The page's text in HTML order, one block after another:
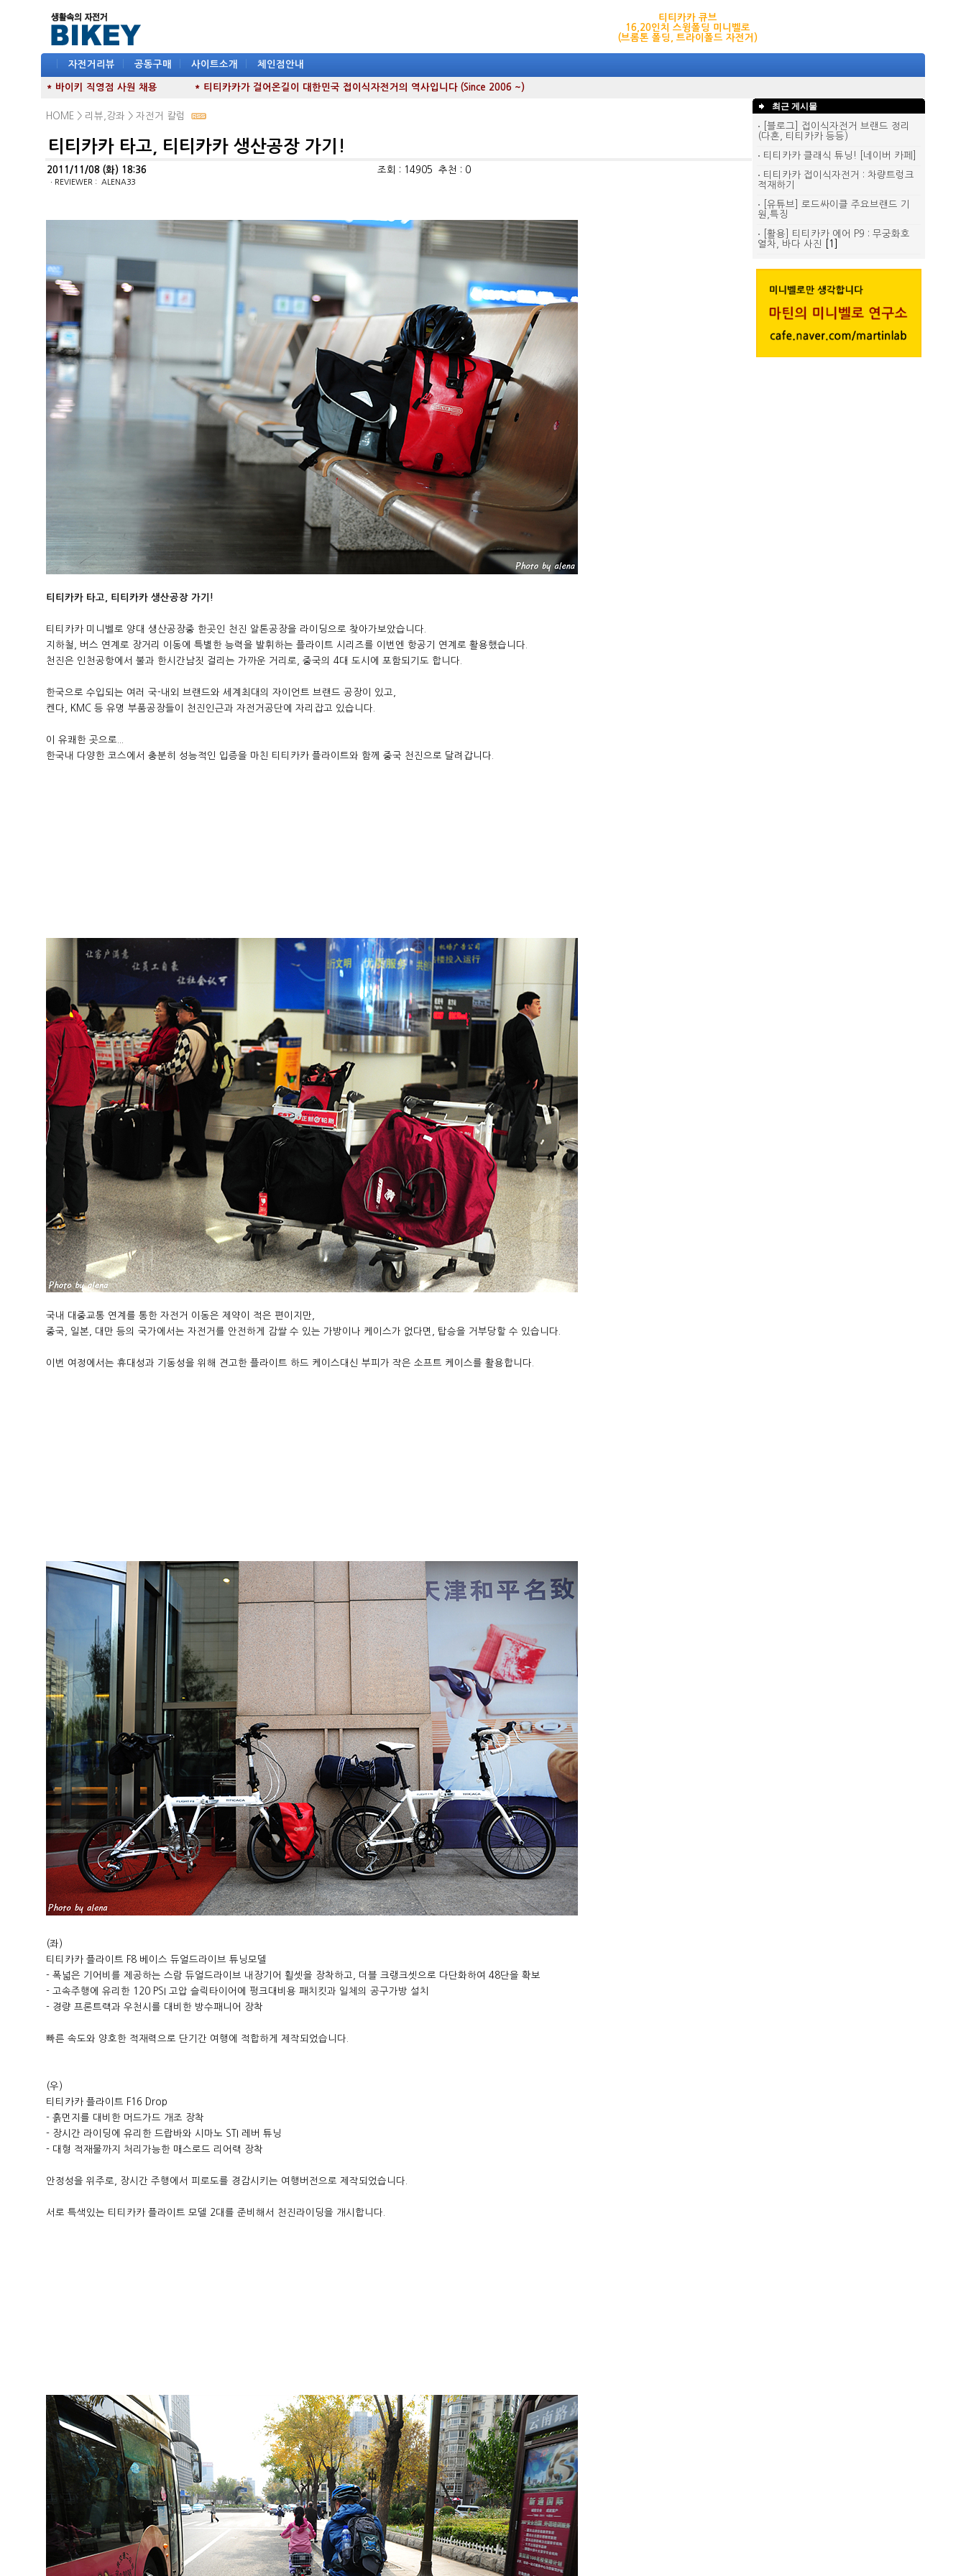
티티카카 큐브
16,20인치 스윙폴딩 미니벨로
(브롬톤 폴딩, 트라이폴드 자전거)
자전거리뷰 공동구매 사이트소개 체인점안내
* 바이키 직영점 사원 채용 * 티티카카가 걸어온길이 대한민국 접이식자전거의 역사입니다 (Since 2006 ~)
HOME > 리뷰,강좌 > 자전거 칼럼
티티카카 타고, 티티카카 생산공장 가기!
2011/11/08 (화) 18:36 조회 : 14905 추천 : 0
ㆍREVIEWER : ALENA33
티티카카 타고, 티티카카 생산공장 가기!
티티카카 미니벨로 양대 생산공장중 한곳인 천진 알톤공장을 라이딩으로 찾아가보았습니다.
지하철, 버스 연계로 장거리 이동에 특별한 능력을 발휘하는 플라이트 시리즈를 이번엔 항공기 연계로 활용했습니다.
천진은 인천공항에서 불과 한시간남짓 걸리는 가까운 거리로, 중국의 4대 도시에 포함되기도 합니다.
한국으로 수입되는 여러 국-내외 브랜드와 세계최대의 자이언트 브랜드 공장이 있고,
켄다, KMC 등 유명 부품공장들이 천진인근과 자전거공단에 자리잡고 있습니다.
이 유쾌한 곳으로...
한국내 다양한 코스에서 충분히 성능적인 입증을 마친 티티카카 플라이트와 함께 중국 천진으로 달려갑니다.
국내 대중교통 연계를 통한 자전거 이동은 제약이 적은 편이지만,
중국, 일본, 대만 등의 국가에서는 자전거를 안전하게 감쌀 수 있는 가방이나 케이스가 없다면, 탑승을 거부당할 수 있습니다.
이번 여정에서는 휴대성과 기동성을 위해 견고한 플라이트 하드 케이스대신 부피가 작은 소프트 케이스를 활용합니다.
(좌)
티티카카 플라이트 F8 베이스 듀얼드라이브 튜닝모델
- 폭넓은 기어비를 제공하는 스람 듀얼드라이브 내장기어 휠셋을 장착하고, 더블 크랭크셋으로 다단화하여 48단을 확보
- 고속주행에 유리한 120 PSI 고압 슬릭타이어에 펑크대비용 패치킷과 일체의 공구가방 설치
- 경량 프론트랙과 우천시를 대비한 방수패니어 장착
빠른 속도와 양호한 적재력으로 단기간 여행에 적합하게 제작되었습니다.
(우)
티티카카 플라이트 F16 Drop
- 흙먼지를 대비한 머드가드 개조 장착
- 장시간 라이딩에 유리한 드랍바와 시마노 STI 레버 튜닝
- 대형 적재물까지 처리가능한 매스로드 리어랙 장착
안정성을 위주로, 장시간 주행에서 피로도를 경감시키는 여행버전으로 제작되었습니다.
서로 특색있는 티티카카 플라이트 모델 2대를 준비해서 천진라이딩을 개시합니다.
최근 게시물
[블로그] 접이식자전거 브랜드 정리
(다혼, 티티카카 등등)
티티카카 클래식 튜닝! [네이버 카페]
티티카카 접이식자전거 : 차량트렁크
적재하기
[유튜브] 로드싸이클 주요브랜드 기
원,특징
[활용] 티티카카 에어 P9 : 무궁화호
열차, 바다 사진
[1]